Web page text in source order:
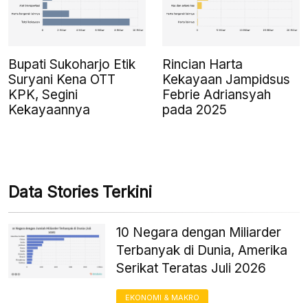
Bupati Sukoharjo Etik
Suryani Kena OTT
KPK, Segini
Kekayaannya
Rincian Harta
Kekayaan Jampidsus
Febrie Adriansyah
pada 2025
Data Stories Terkini
10 Negara dengan Miliarder
Terbanyak di Dunia, Amerika
Serikat Teratas Juli 2026
EKONOMI & MAKRO